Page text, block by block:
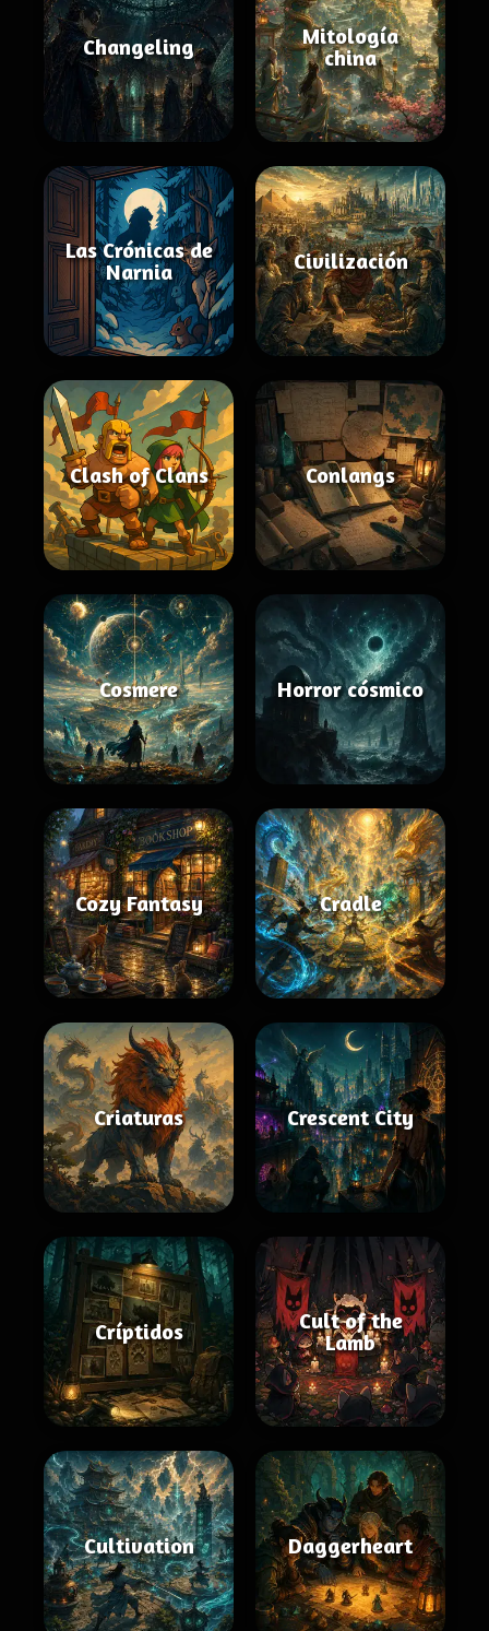
Changeling
Mitología
china
Las Crónicas de
Narnia
Civilización
Clash of Clans Conlangs
Cosmere Horror cósmico
Cozy Fantasy Cradle
Criaturas Crescent City
Críptidos
Cult of the
Lamb
Cultivation Daggerheart